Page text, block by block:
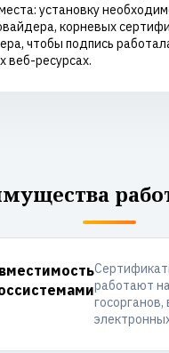
установку
корневых
чтобы подпись
веб-ресурсах.
работают